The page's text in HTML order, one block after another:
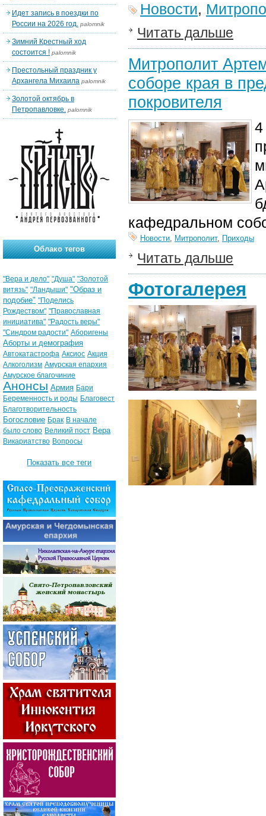
Новости,
Читать дальше
Митрополит
соборе края в
покровителя
4
кафедральном
Новости, Митрополит, Приходы
Читать дальше
Фотогалерея
Идет запись в поездки по
России на 2026 год. palomnik
Зимний Крестный ход
состоится ! palomnik
Престольный праздник у
Архангела Михаила palomnik
Золотой октябрь в
Петропавловке. palomnik
Облако тегов
"Вера и дело" "Душа" "Золотой
витязь" "Ландыши" "Образ и
подобие" "Поделись
Рождеством" "Православная
инициатива" "Радость веры"
"Синдром радости" Аборигены
Аборты и демография
Автокатастрофа Аксиос Акция
Алкоголизм Амурская епархия
Амурское благочиние
Анонсы Армия Бари
Беременность и роды Благовест
Благотворительность
Богословие Брак В начале
было слово Великий пост Вера
Викариатство Вопросы
Показать все теги